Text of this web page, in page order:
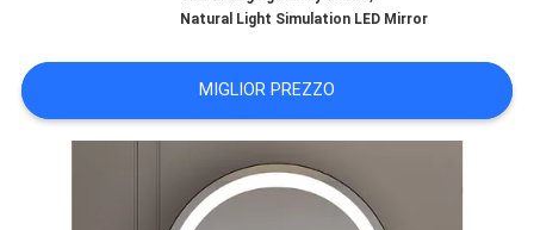
FATORY
TOUR
CONTATTACI
Natural Light Simulation LED Mirror
MIGLIOR PREZZO